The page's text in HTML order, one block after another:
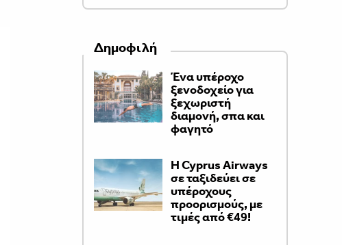
Δημοφιλή
Ένα υπέροχο
ξενοδοχείο για
ξεχωριστή
διαμονή, σπα και
φαγητό
H Cyprus Airways
σε ταξιδεύει σε
υπέροχους
προορισμούς, με
τιμές από €49!